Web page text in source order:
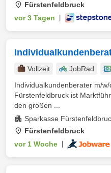
Fürstenfeldbruck
vor 3 Tagen
Vollzeit JobRad
Individualkundenberater m/
Fürstenfeldbruck ist
den großen ...
Sparkasse
Fürstenfeldbruck
vor 1 Woche